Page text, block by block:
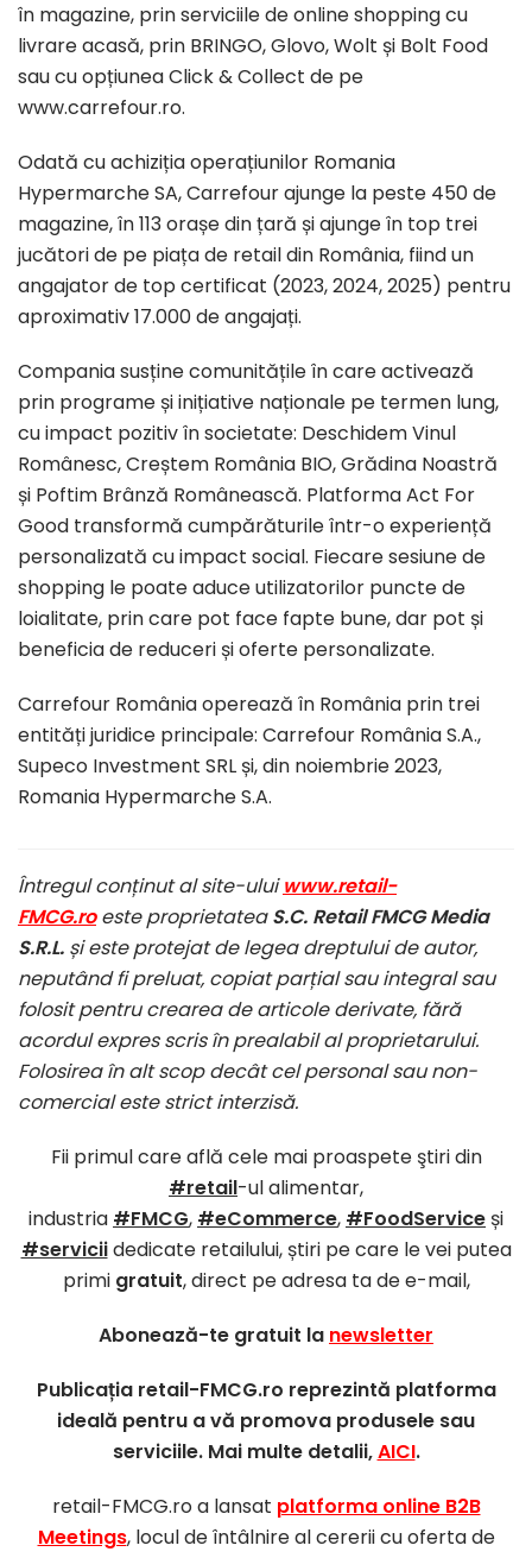
în magazine, prin serviciile de online shopping cu
livrare acasă, prin BRINGO, Glovo, Wolt și Bolt Food
sau cu opțiunea Click & Collect de pe
www.carrefour.ro.
Odată cu achiziția operațiunilor Romania
Hypermarche SA, Carrefour ajunge la peste 450 de
magazine, în 113 orașe din țară și ajunge în top trei
jucători de pe piața de retail din România, fiind un
angajator de top certificat (2023, 2024, 2025) pentru
aproximativ 17.000 de angajați.
Compania susține comunitățile în care activează
prin programe și inițiative naționale pe termen lung,
cu impact pozitiv în societate: Deschidem Vinul
Românesc, Creștem România BIO, Grădina Noastră
și Poftim Brânză Românească. Platforma Act For
Good transformă cumpărăturile într-o experiență
personalizată cu impact social. Fiecare sesiune de
shopping le poate aduce utilizatorilor puncte de
loialitate, prin care pot face fapte bune, dar pot și
beneficia de reduceri și oferte personalizate.
Carrefour România operează în România prin trei
entități juridice principale: Carrefour România S.A.,
Supeco Investment SRL și, din noiembrie 2023,
Romania Hypermarche S.A.
Întregul conținut al site-uluiwww.retail-
FMCG.roeste proprietateaS.C. Retail FMCG Media
S.R.L. și este protejat de legea dreptului de autor,
neputând fi preluat, copiat parțial sau integral sau
folosit pentru crearea de articole derivate, fără
acordul expres scris în prealabil al proprietarului.
Folosirea în alt scop decât cel personal sau non-
comercial este strict interzisă.
Fii primul care află cele mai proaspete ştiri din
#retail-ul alimentar,
industria #FMCG, #eCommerce, #FoodServiceși
#serviciidedicate retailului, știri pe care le vei putea
primi gratuit, direct pe adresa ta de e-mail,
Abonează-te gratuit la newsletter
Publicația retail-FMCG.ro reprezintă platforma
ideală pentru a vă promova produsele sau
serviciile. Mai multe detalii,AICI.
retail-FMCG.ro a lansat platforma online B2B
Meetings, locul de întâlnire al cererii cu oferta de